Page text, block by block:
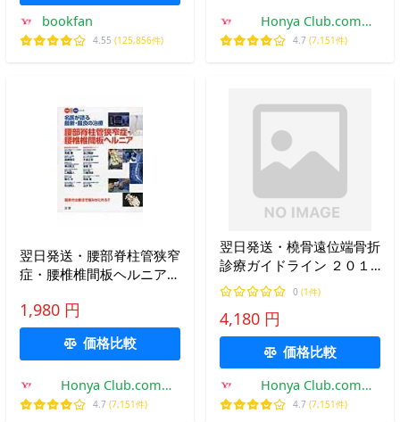
bookfan
4.55 (125,856件)
Honya Club.com
Yahoo!店
4.7 (7,151件)
翌日発送・腰部脊柱管狭窄
症・腰椎椎間板ヘルニア/
1,980 円
価格比較
Honya Club.com
Yahoo!店
4.7 (7,151件)
翌日発送・橈骨遠位端骨折
診療ガイドライン ２０１
７ 改訂第２版/日本整形外
科学会
0 (1件)
4,180 円
価格比較
Honya Club.com
Yahoo!店
4.7 (7,151件)